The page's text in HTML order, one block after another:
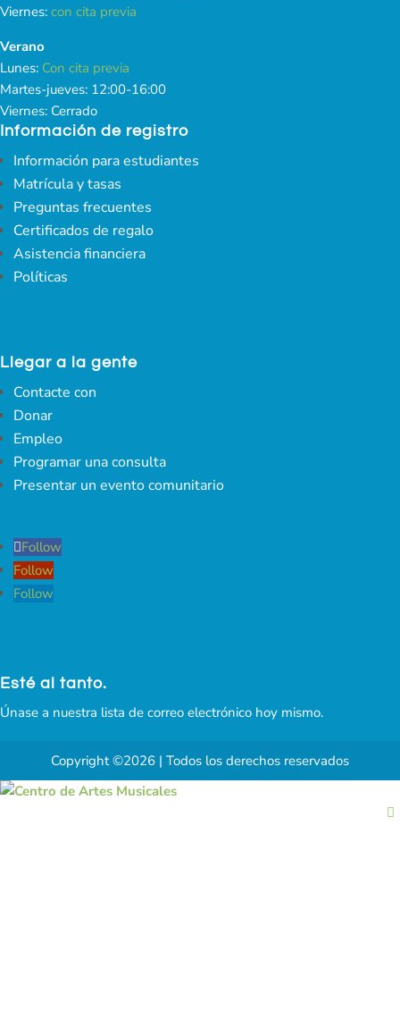
Viernes: con cita previa
Verano
Lunes: Con cita previa
Martes-jueves: 12:00-16:00
Viernes: Cerrado
Información de registro
Información para estudiantes
Matrícula y tasas
Preguntas frecuentes
Certificados de regalo
Asistencia financiera
Políticas
Llegar a la gente
Contacte con
Donar
Empleo
Programar una consulta
Presentar un evento comunitario
Follow
Follow
Follow
Esté al tanto.
Únase a nuestra lista de correo electrónico hoy mismo.
Copyright ©2026 | Todos los derechos reservados